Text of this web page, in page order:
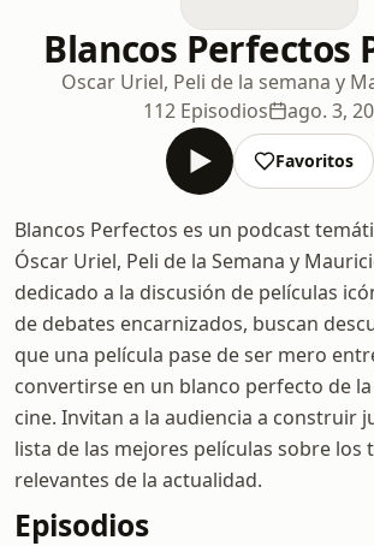
Blancos Perfectos
Oscar Uriel, Peli de la semana y
112 Episodios
ago. 3,
Favoritos
Blancos Perfectos es un podcast
Óscar Uriel, Peli de la Semana y
dedicado a la discusión de películas
de debates encarnizados, buscan
que una película pase de ser mero
convertirse en un blanco perfecto de
cine. Invitan a la audiencia a construir
lista de las mejores películas sobre los
relevantes de la actualidad.
Episodios